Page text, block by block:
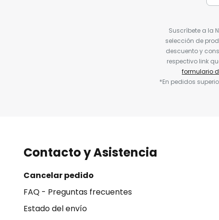
Suscríbete a la
selección de
descuento y
respectivo link
formulario
*En pedidos
Contacto y Asistencia
Cancelar pedido
FAQ - Preguntas frecuentes
Estado del envío